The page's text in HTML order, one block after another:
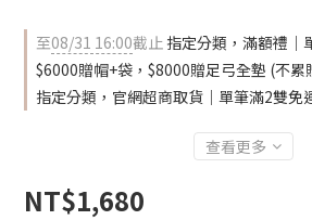
至08/31 16:00截止 指定分類，滿額禮｜
$6000贈帽+袋，$8000贈足弓全墊 (不累
指定分類，官網超商取貨｜單筆滿2雙免
查看更多
NT$1,680